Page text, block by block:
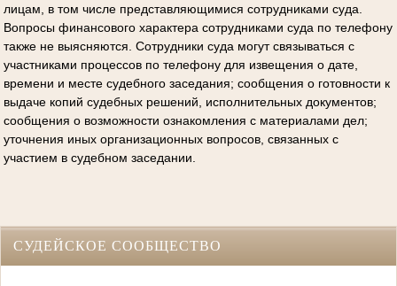
лицам, в том числе представляющимися сотрудниками суда.
Вопросы финансового характера сотрудниками суда по телефону
также не выясняются. Сотрудники суда могут связываться с
участниками процессов по телефону для извещения о дате,
времени и месте судебного заседания; сообщения о готовности к
выдаче копий судебных решений, исполнительных документов;
сообщения о возможности ознакомления с материалами дел;
уточнения иных организационных вопросов, связанных с
участием в судебном заседании.
СУДЕЙСКОЕ СООБЩЕСТВО